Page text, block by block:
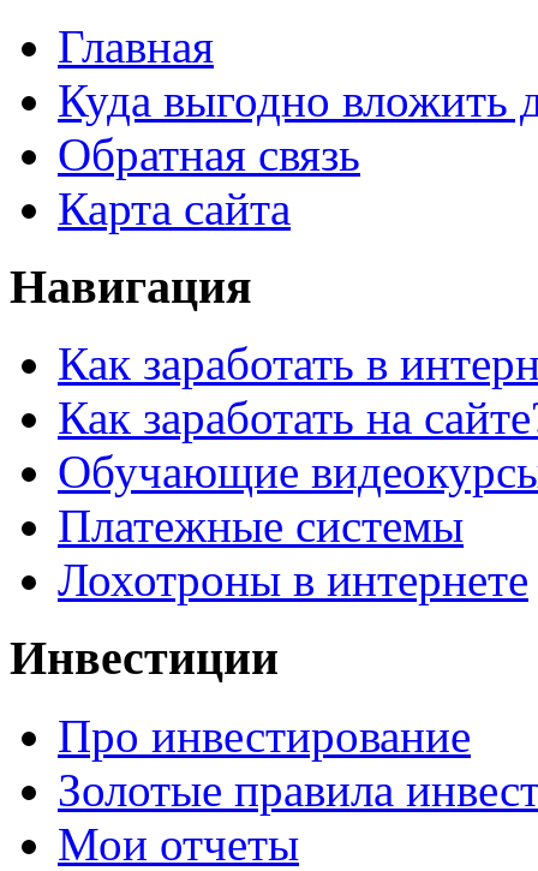
Главная
Куда выгодно вложить
Обратная связь
Карта сайта
Навигация
Как заработать в
Как заработать на
Обучающие
Платежные системы
Лохотроны в интернете
Инвестиции
Про инвестирование
Золотые правила
Мои отчеты